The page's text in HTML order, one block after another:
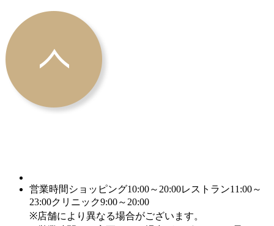
営業時間 ショッピング10:00～20:00レストラン11:00～
23:00クリニック9:00～20:00
※店舗により異なる場合がございます。